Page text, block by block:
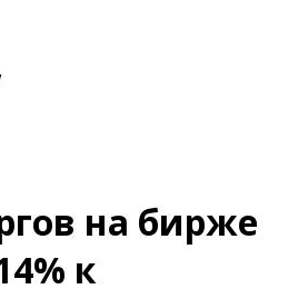
на бирже
к